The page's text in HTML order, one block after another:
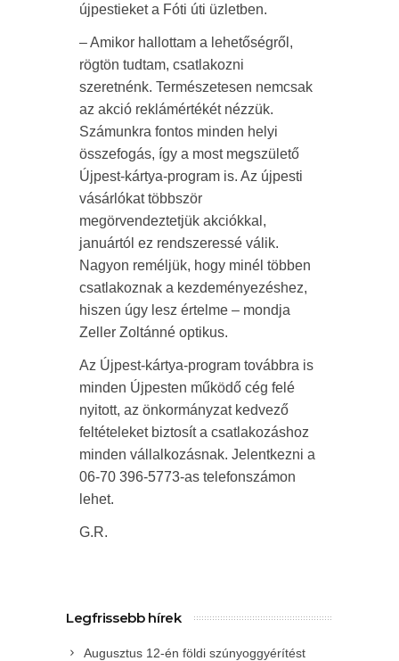
újpestieket a Fóti úti üzletben.
– Amikor hallottam a lehetőségről,
rögtön tudtam, csatlakozni
szeretnénk. Természetesen nemcsak
az akció reklámértékét nézzük.
Számunkra fontos minden helyi
összefogás, így a most megszülető
Újpest-kártya-program is. Az újpesti
vásárlókat többször
megörvendeztetjük akciókkal,
januártól ez rendszeressé válik.
Nagyon reméljük, hogy minél többen
csatlakoznak a kezdeményezéshez,
hiszen úgy lesz értelme – mondja
Zeller Zoltánné optikus.
Az Újpest-kártya-program továbbra is
minden Újpesten működő cég felé
nyitott, az önkormányzat kedvező
feltételeket biztosít a csatlakozáshoz
minden vállalkozásnak. Jelentkezni a
06-70 396-5773-as telefonszámon
lehet.
G.R.
Legfrissebb hírek
Augusztus 12-én földi szúnyoggyérítést